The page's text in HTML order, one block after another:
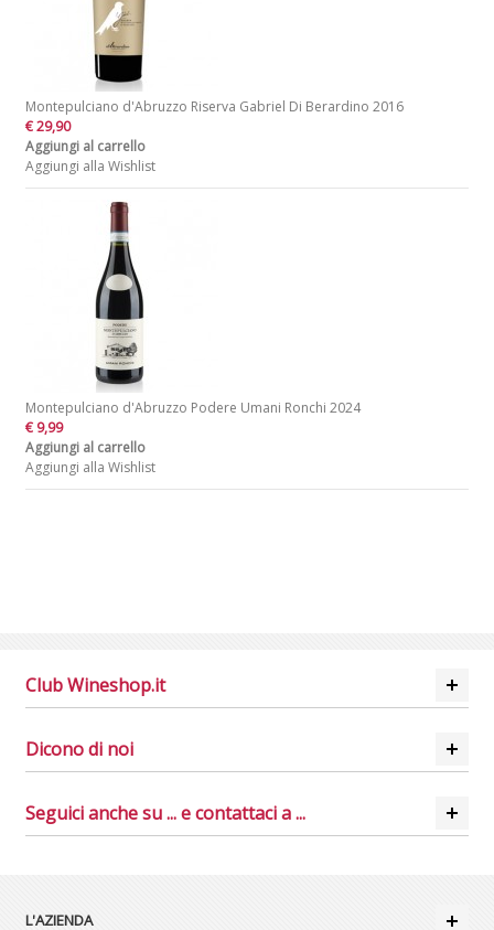
Montepulciano d'Abruzzo Riserva Gabriel Di Berardino 2016
€ 29,90
Aggiungi al carrello
Aggiungi alla Wishlist
Montepulciano d'Abruzzo Podere Umani Ronchi 2024
€ 9,99
Aggiungi al carrello
Aggiungi alla Wishlist
Club Wineshop.it
Dicono di noi
Seguici anche su ... e contattaci a ...
L'AZIENDA